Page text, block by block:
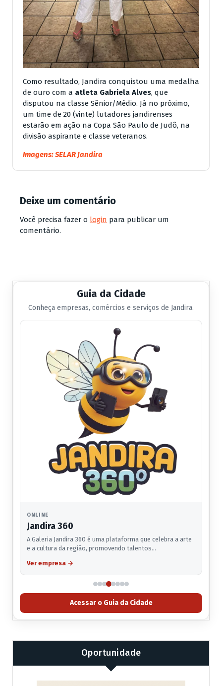
Como resultado, Jandira conquistou uma medalha
de ouro com a atleta Gabriela Alves, que
disputou na classe Sênior/Médio. Já no próximo,
um time de 20 (vinte) lutadores jandirenses
estarão em ação na Copa São Paulo de Judô, na
divisão aspirante e classe veteranos.
Imagens: SELAR Jandira
Deixe um comentário
Você precisa fazer o login para publicar um
comentário.
Guia da Cidade
Conheça empresas, comércios e serviços de Jandira.
ONLINE
Jandira 360
A Galeria Jandira 360 é uma plataforma que celebra a arte
e a cultura da região, promovendo talentos…
Ver empresa →
Acessar o Guia da Cidade
Oportunidade